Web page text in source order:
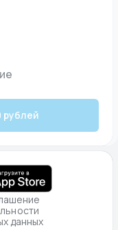
рублей
данных